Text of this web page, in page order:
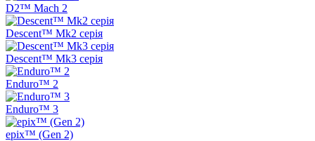
D2™ Mach 2
Descent™ Mk2 серія
Descent™ Mk3 серія
Enduro™ 2
Enduro™ 3
epix™ (Gen 2)